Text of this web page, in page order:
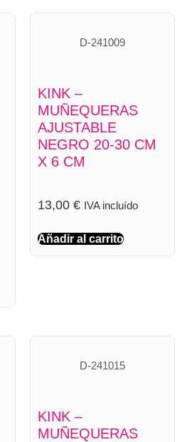
D-241009
KINK –
MUÑEQUERAS
AJUSTABLE
NEGRO 20-30 CM
X 6 CM
13,00 € IVA incluído
Añadir al carrito
D-241015
KINK –
MUÑEQUERAS